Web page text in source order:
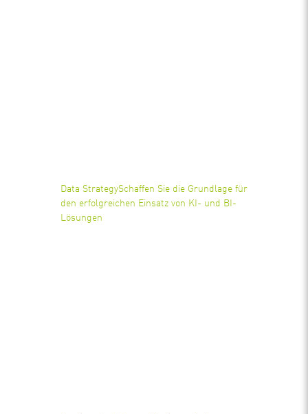
Data StrategySchaffen Sie die Grundlage für
den erfolgreichen Einsatz von KI- und BI-
Lösungen